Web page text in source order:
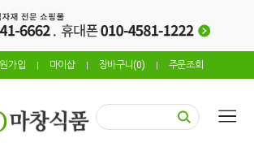
가입 마이샵 장바구니(0) 주문조회